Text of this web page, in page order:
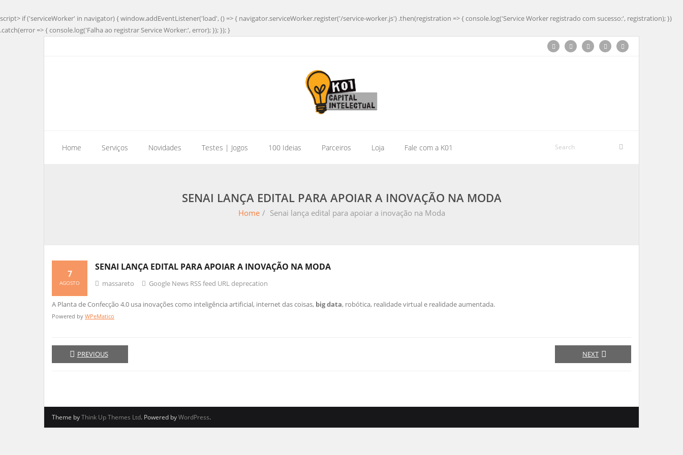
script> if ('serviceWorker' in navigator) { window.addEventListener('load', () => { navigator.serviceWorker.register('/service-worker.js') .then(registration => { console.log('Service Worker registrado com sucesso:', registration); })
.catch(error => { console.log('Falha ao registrar Service Worker:', error); }); }); }
Home Serviços Novidades Testes | Jogos 100 Ideias Parceiros Loja Fale com a K01
SENAI LANÇA EDITAL PARA APOIAR A INOVAÇÃO NA MODA
Home / Senai lança edital para apoiar a inovação na Moda
SENAI LANÇA EDITAL PARA APOIAR A INOVAÇÃO NA MODA
7
AGOSTO massareto Google News RSS feed URL deprecation
A Planta de Confecção 4.0 usa inovações como inteligência artificial, internet das coisas, big data, robótica, realidade virtual e realidade aumentada.
Powered by WPeMatico
PREVIOUS NEXT
Theme byThink Up Themes Ltd. Powered byWordPress.